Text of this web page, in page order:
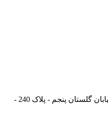
تهران - خیابان پاسداران - خیابان گلستان پنجم - پلاک 240 -